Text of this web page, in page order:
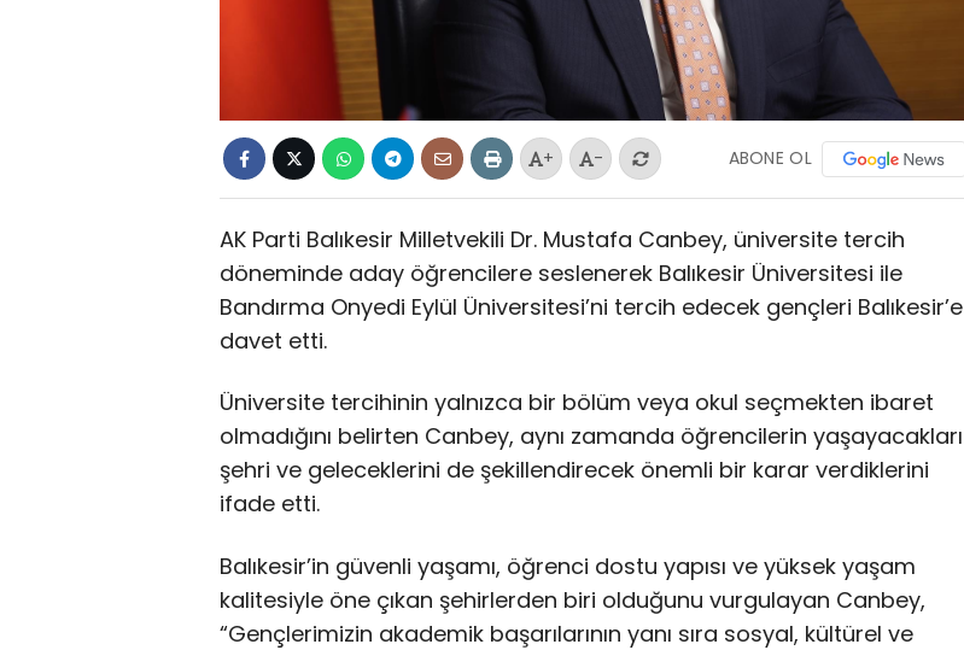
+ - ABONE OL
AK Parti Balıkesir Milletvekili Dr. Mustafa Canbey, üniversite tercih
döneminde aday öğrencilere seslenerek Balıkesir Üniversitesi ile
Bandırma Onyedi Eylül Üniversitesi’ni tercih edecek gençleri Balıkesir’e
davet etti.
Üniversite tercihinin yalnızca bir bölüm veya okul seçmekten ibaret
olmadığını belirten Canbey, aynı zamanda öğrencilerin yaşayacakları
şehri ve geleceklerini de şekillendirecek önemli bir karar verdiklerini
ifade etti.
Balıkesir’in güvenli yaşamı, öğrenci dostu yapısı ve yüksek yaşam
kalitesiyle öne çıkan şehirlerden biri olduğunu vurgulayan Canbey,
“Gençlerimizin akademik başarılarının yanı sıra sosyal, kültürel ve